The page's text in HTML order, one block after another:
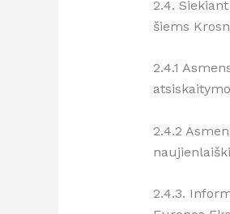
2.4.
šiems
2.4.1
2.4.2
2.4.3.